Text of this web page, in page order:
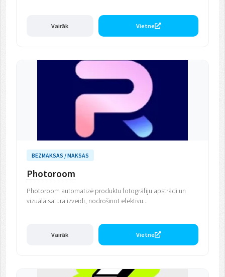
Vairāk Vietne
BEZMAKSAS / MAKSAS
Photoroom
Photoroom automatizē produktu fotogrāfiju apstrādi un
vizuālā satura izveidi, nodrošinot efektīvu...
Vairāk Vietne